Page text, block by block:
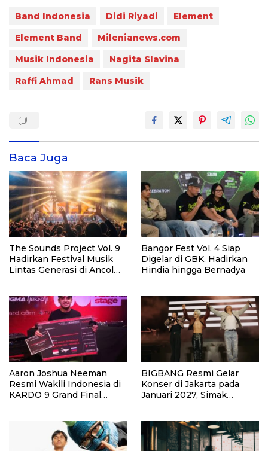
Band Indonesia Didi Riyadi
Element
Element Band
Milenianews.com
Musik Indonesia
Nagita Slavina
Raffi Ahmad
Rans Musik
Baca Juga
The Sounds Project Vol. 9
Hadirkan Festival Musik
Lintas Generasi di Ancol
Bangor Fest Vol. 4 Siap
Digelar di GBK, Hadirkan
Hindia hingga Bernadya
Aaron Joshua Neeman
Resmi Wakili Indonesia di
KARDO 9 Grand Final
BIGBANG Resmi Gelar
Konser di Jakarta pada
Januari 2027, Simak